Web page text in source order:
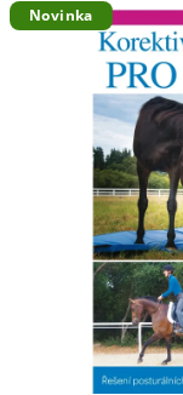
produktu
je
0,0
z
5
Novinka